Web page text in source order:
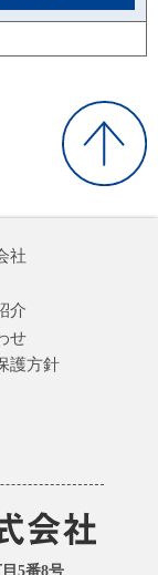
5番8号
社
介
せ
護方針